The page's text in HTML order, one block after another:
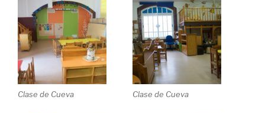
Clase de Cueva Clase de Cueva